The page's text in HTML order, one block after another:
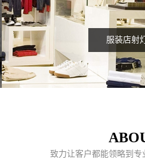
服装店射
致力让客户都能领略到